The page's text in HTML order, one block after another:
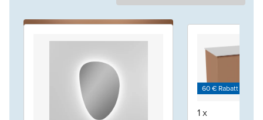
60 € Rabatt je 600
1 x